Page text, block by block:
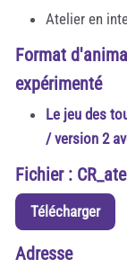
Atelier en
Format
expérimenté
Le jeu des
/ version 2
Fichier :
Télécharger
Adresse